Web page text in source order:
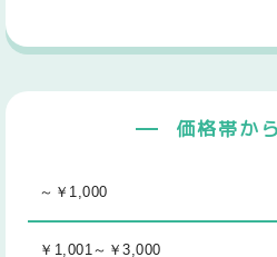
価格帯か
～￥1,000
￥1,001～￥3,000